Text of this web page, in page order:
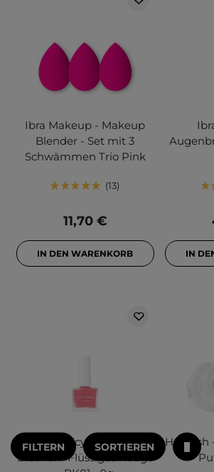
Ibra Makeup - Makeup
Blender - Set mit 3
Schwämmen Trio Pink
13
11,70 €
IN DEN WARENKORB IN
A'pieu - Juicy-Pang Water
Blusher - Flüssiges Rouge
Heimish
FILTERN SORTIEREN